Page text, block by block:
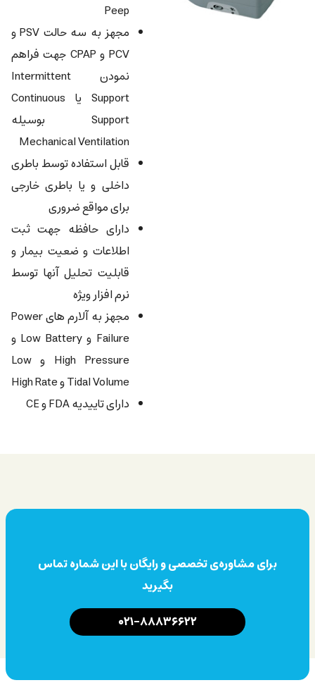
Peep
مجهز به سه حالت PSV و
PCV و CPAP جهت فراهم
نمودن Intermittent
Support يا Continuous
Support بوسيله
Mechanical Ventilation
قابل استفاده توسط باطری
داخلی و يا باطری خارجی
برای مواقع ضروری
دارای حافظه جهت ثبت
اطلاعات و ضعيت بيمار و
قابليت تحليل آنها توسط
نرم افزار ويژه
مجهز به آلارم های Power
Failure و Low Battery و
High Pressure و Low
Tidal Volume و High Rate
دارای تاییدیه FDA و CE
برای مشاوره‌ی تخصصی و رایگان با این شماره تماس
بگیرید
۰۲۱-۸۸۸۳۶۶۲۲